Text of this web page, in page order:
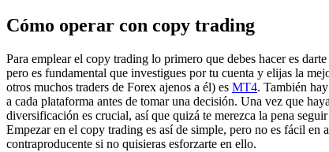
Cómo operar con copy trading
Para emplear el copy trading lo primero que debes hacer es
pero es fundamental que investigues por tu cuenta y elijas la
otros muchos traders de Forex ajenos a él) es MT4. También
a cada plataforma antes de tomar una decisión. Una vez que
diversificación es crucial, así que quizá te merezca la pena
Empezar en el copy trading es así de simple, pero no es fácil
contraproducente si no quisieras esforzarte en ello.